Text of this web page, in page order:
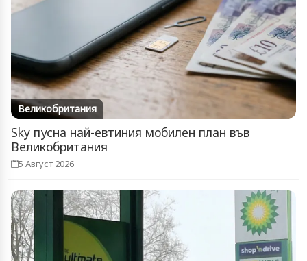
Великобритания
Sky пусна най-евтиния мобилен план във
Великобритания
5 Август 2026